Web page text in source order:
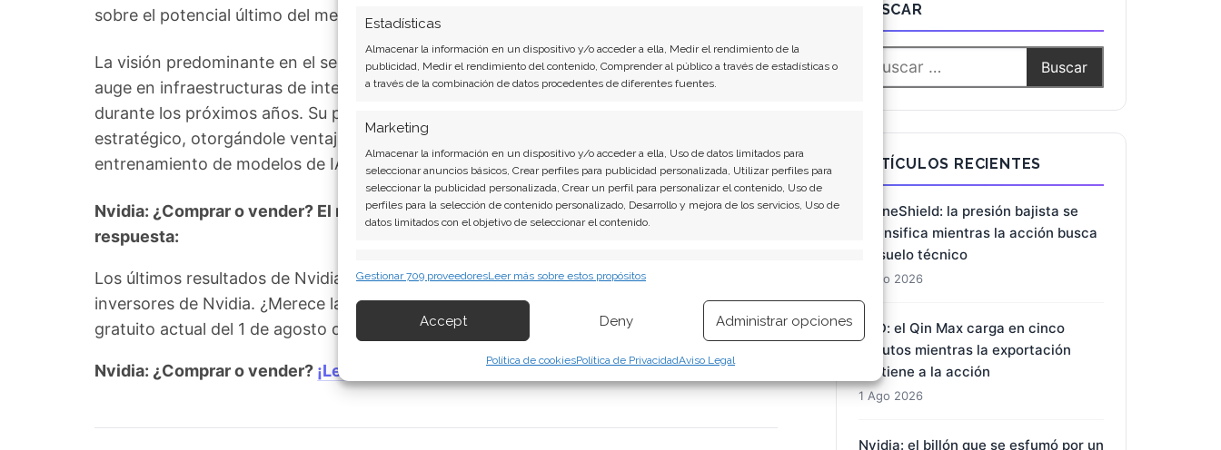
Estadísticas
Almacenar la información en un dispositivo y/o acceder a ella, Medir el rendimiento de la
publicidad, Medir el rendimiento del contenido, Comprender al público a través de estadísticas o
a través de la combinación de datos procedentes de diferentes fuentes.
Marketing
Almacenar la información en un dispositivo y/o acceder a ella, Uso de datos limitados para
seleccionar anuncios básicos, Crear perfiles para publicidad personalizada, Utilizar perfiles para
seleccionar la publicidad personalizada, Crear un perfil para personalizar el contenido, Uso de
perfiles para la selección de contenido personalizado, Desarrollo y mejora de los servicios, Uso de
datos limitados con el objetivo de seleccionar el contenido.
información transmitida de forma automática.
Garantizar la seguridad, evitar y detectar fraudes, y eliminar
fallos, Ofrecer y presentar publicidad y contenido, Guardar y
Siempre activo
Gestionar 709 proveedoresLeer más sobre estos propósitos
Accept Deny Administrar opciones
Política de cookiesPolítica de PrivacidadAviso Legal
sobre el potencial último del mercado de IA a largo plazo.
La visión predominante en el sector identifica a Nvidia como el beneficiario principal del
auge en infraestructuras de inteligencia artificial, un ciclo expansivo que se proyecta
durante los próximos años. Su plataforma de software CUDA sigue siendo un pilar
estratégico, otorgándole ventajas competitivas duraderas en el desarrollo y
entrenamiento de modelos de IA, un activo que trasciende el mero hardware.
Nvidia: ¿Comprar o vender? El nuevo Análisis de Nvidia del 1 de agosto tiene la
respuesta:
Los últimos resultados de Nvidia son contundentes: Acción inmediata requerida para los
inversores de Nvidia. ¿Merece la pena invertir o es momento de vender? En el Análisis
gratuito actual del 1 de agosto descubrirá exactamente qué hacer.
Nvidia: ¿Comprar o vender? ¡Lee más aquí!
ARTÍCULOS RECIENTES
DroneShield: la presión bajista se
intensifica mientras la acción busca
un suelo técnico
1 Ago 2026
minutos mientras la exportación